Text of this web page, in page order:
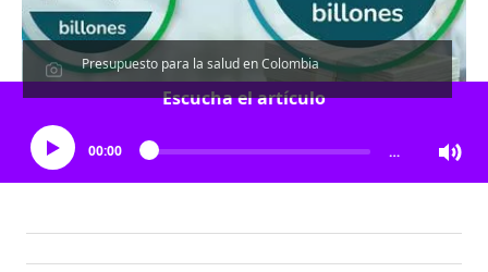
Presupuesto para la salud en Colombia
Escucha el artículo
00:00 …